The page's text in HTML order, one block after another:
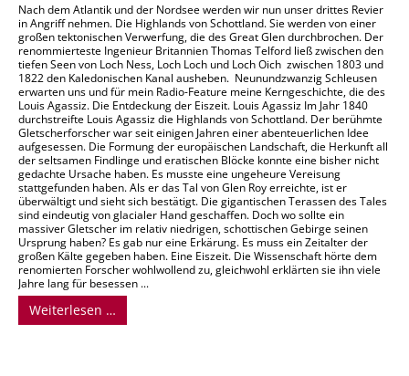
Nach dem Atlantik und der Nordsee werden wir nun unser drittes Revier
in Angriff nehmen. Die Highlands von Schottland. Sie werden von einer
großen tektonischen Verwerfung, die des Great Glen durchbrochen. Der
renommierteste Ingenieur Britannien Thomas Telford ließ zwischen den
tiefen Seen von Loch Ness, Loch Loch und Loch Oich zwischen 1803 und
1822 den Kaledonischen Kanal ausheben. Neunundzwanzig Schleusen
erwarten uns und für mein Radio-Feature meine Kerngeschichte, die des
Louis Agassiz. Die Entdeckung der Eiszeit. Louis Agassiz Im Jahr 1840
durchstreifte Louis Agassiz die Highlands von Schottland. Der berühmte
Gletscherforscher war seit einigen Jahren einer abenteuerlichen Idee
aufgesessen. Die Formung der europäischen Landschaft, die Herkunft all
der seltsamen Findlinge und eratischen Blöcke konnte eine bisher nicht
gedachte Ursache haben. Es musste eine ungeheure Vereisung
stattgefunden haben. Als er das Tal von Glen Roy erreichte, ist er
überwältigt und sieht sich bestätigt. Die gigantischen Terassen des Tales
sind eindeutig von glacialer Hand geschaffen. Doch wo sollte ein
massiver Gletscher im relativ niedrigen, schottischen Gebirge seinen
Ursprung haben? Es gab nur eine Erkärung. Es muss ein Zeitalter der
großen Kälte gegeben haben. Eine Eiszeit. Die Wissenschaft hörte dem
renomierten Forscher wohlwollend zu, gleichwohl erklärten sie ihn viele
Jahre lang für besessen ...
Weiterlesen …